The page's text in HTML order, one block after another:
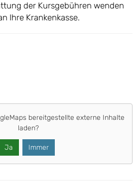
der Kursgebühren wenden
Ihre Krankenkasse.
bereitgestellte externe Inhalte
laden?
Ja Immer